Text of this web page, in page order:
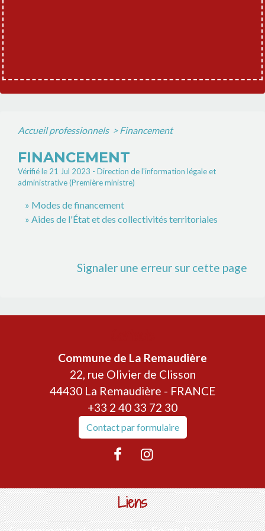
Accueil professionnels > Financement
FINANCEMENT
Vérifié le 21 Jul 2023 - Direction de l'information légale et
administrative (Première ministre)
Modes de financement
Aides de l'État et des collectivités territoriales
Signaler une erreur sur cette page
Commune de La Remaudière
22, rue Olivier de Clisson
44430 La Remaudière - FRANCE
+33 2 40 33 72 30
Contact par formulaire
Liens